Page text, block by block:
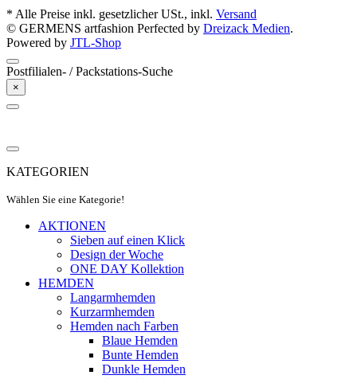
* Alle Preise inkl. gesetzlicher USt., inkl. Versand
© GERMENS artfashion Perfected by Dreizack Medien.
Powered by JTL-Shop
Postfilialen- / Packstations-Suche
×
KATEGORIEN
Wählen Sie eine Kategorie!
AKTIONEN
Sieben auf einen Klick
Design der Woche
ONE DAY Kollektion
HEMDEN
Langarmhemden
Kurzarmhemden
Hemden nach Farben
Blaue Hemden
Bunte Hemden
Dunkle Hemden